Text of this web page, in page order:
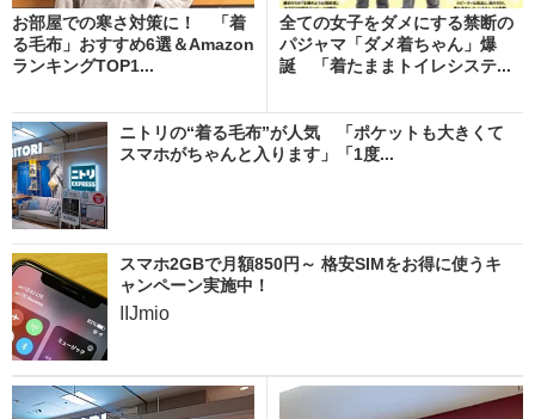
お部屋での寒さ対策に！ 「着
る毛布」おすすめ6選＆Amazon
ランキングTOP1...
全ての女子をダメにする禁断の
パジャマ「ダメ着ちゃん」爆
誕 「着たままトイレシステ...
ニトリの“着る毛布”が人気 「ポケットも大きくて
スマホがちゃんと入ります」「1度...
スマホ2GBで月額850円～ 格安SIMをお得に使うキ
ャンペーン実施中！
IIJmio